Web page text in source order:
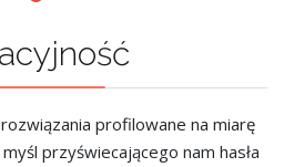
profilowane na miarę
przyświecającego nam hasła